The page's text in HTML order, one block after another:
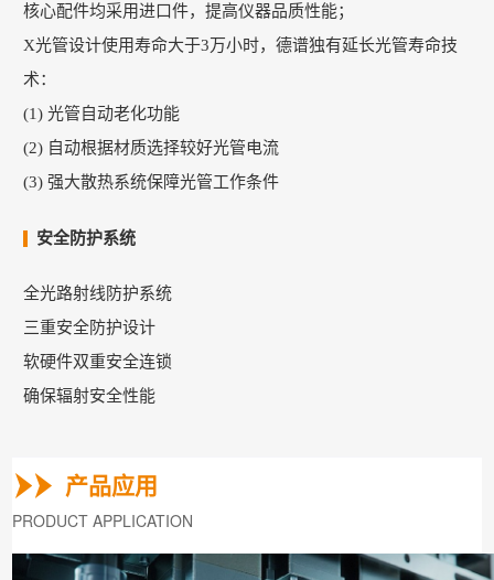
核心配件均采用进口件，提高仪器品质性能；
X光管设计使用寿命大于3万小时，德谱独有延长光管寿命技
术：
(1) 光管自动老化功能
(2) 自动根据材质选择较好光管电流
(3) 强大散热系统保障光管工作条件
安全防护系统
全光路射线防护系统
三重安全防护设计
软硬件双重安全连锁
确保辐射安全性能
产品应用
PRODUCT APPLICATION